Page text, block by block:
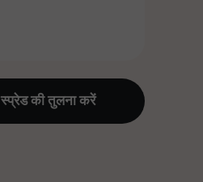
स्प्रेड की तुलना करें